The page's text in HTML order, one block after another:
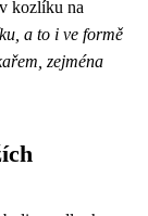
kozlíku na
a to i ve formě
zejména